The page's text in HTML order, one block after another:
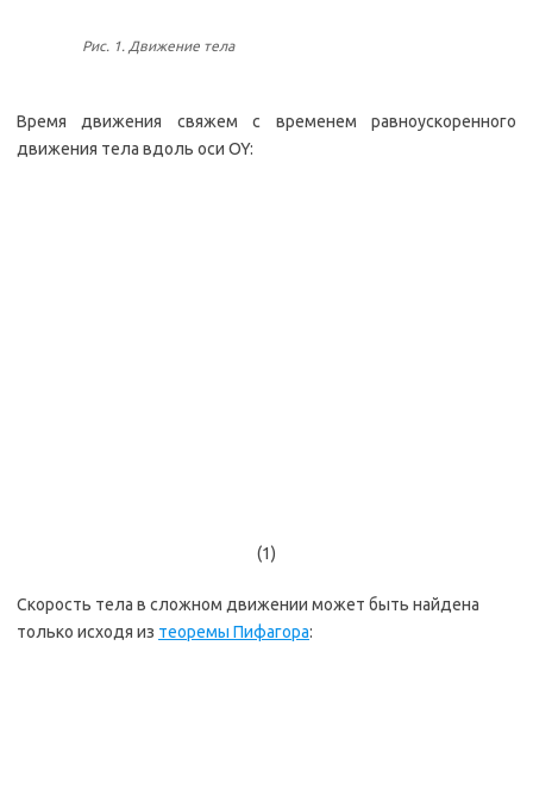
Рис. 1. Движение тела
Время движения свяжем с временем равноускоренного
движения тела вдоль оси OY:
(1)
Скорость тела в сложном движении может быть найдена
только исходя из теоремы Пифагора: